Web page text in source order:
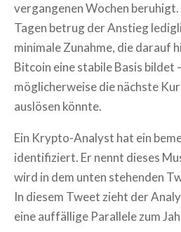
vergangenen Wochen
Tagen betrug der Anstieg
minimale Zunahme, die darauf
Bitcoin eine stabile Basis bildet
möglicherweise die nächste
auslösen könnte.
Ein Krypto-Analyst hat ein
identifiziert. Er nennt dieses
wird in dem unten stehenden
In diesem Tweet zieht der
eine auffällige Parallele zum